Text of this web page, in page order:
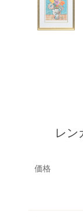
レン
価格